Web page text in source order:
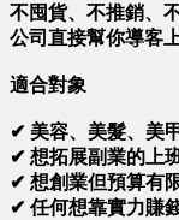
不囤貨、不推銷、
公司直接幫你導客
適合對象
✔ 美容、美髮、美
✔ 想拓展副業的上
✔ 想創業但預算有
✔ 任何想靠實力賺